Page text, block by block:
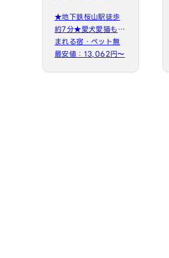
宿 虎凜
★地下鉄桜山駅徒歩
約7分★愛犬愛猫も泊
まれる宿・ペット無
しのお友達同士など
最安値：13,062円〜